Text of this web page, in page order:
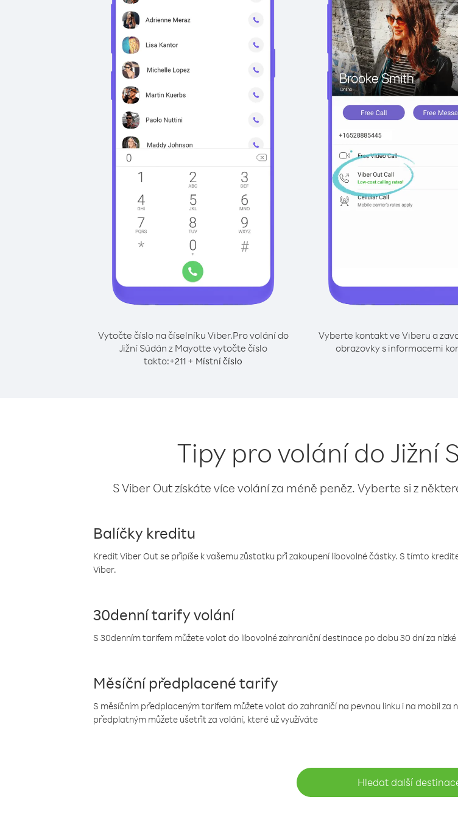
Vytočte číslo na číselníku Viber.Pro volání do
Jižní Súdán z Mayotte vytočte číslo
takto:+211 + Místní číslo
Vyberte kontakt ve Viberu a
obrazovky s informacemi
Tipy pro volání do Jižní
S Viber Out získáte více volání za méně peněz. Vyberte si z
Balíčky kreditu
Kredit Viber Out se připíše k vašemu zůstatku při zakoupení libovolné částky. S tímto
Viber.
30denní tarify volání
S 30denním tarifem můžete volat do libovolné zahraniční destinace po dobu 30 dní za nízké
Měsíční předplacené tarify
S měsíčním předplaceným tarifem můžete volat do zahraničí na pevnou linku i na mobil za
předplatným můžete ušetřit za volání, které už využíváte
Hledat další